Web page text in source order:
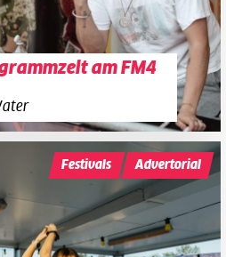
am FM4
Festivals Advertorial